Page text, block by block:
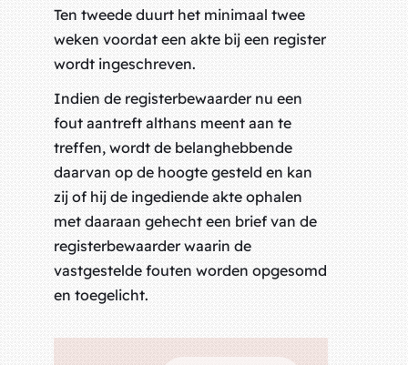
Ten tweede duurt het minimaal twee
weken voordat een akte bij een register
wordt ingeschreven.
Indien de registerbewaarder nu een
fout aantreft althans meent aan te
treffen, wordt de belanghebbende
daarvan op de hoogte gesteld en kan
zij of hij de ingediende akte ophalen
met daaraan gehecht een brief van de
registerbewaarder waarin de
vastgestelde fouten worden opgesomd
en toegelicht.